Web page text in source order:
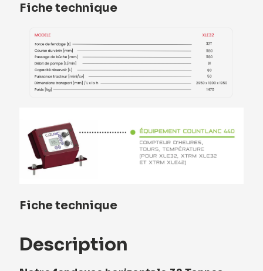
Fiche technique
Fiche technique
Description